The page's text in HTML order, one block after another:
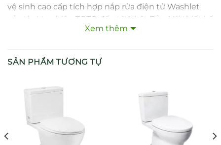
vệ sinh cao cấp tích hợp nắp rửa điện tử Washlet
của thương hiệu TOTO đến từ Nhật Bản. Với thiết kế
sang trọng, công nghệ tiên tiến và trải nghiệm
nâng tầm tiện nghi cho không gian sống mà còn
khẳng định đẳng cấp của gia chủ. Cùng khám phá
MS857CDW23 trở thành sự lựa chọn hàng đầu
1. Thiết kế tinh tế – đậm chất Nhật Bản
Xem thêm
SẢN PHẨM TƯƠNG TỰ